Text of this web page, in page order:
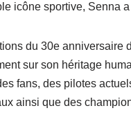
icône sportive, Senna
du 30e anniversaire
sur son héritage
fans, des pilotes
ainsi que des